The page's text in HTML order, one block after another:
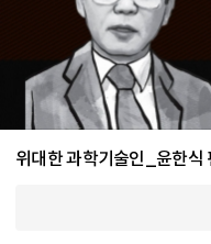
위대한 과학기술인_윤한식